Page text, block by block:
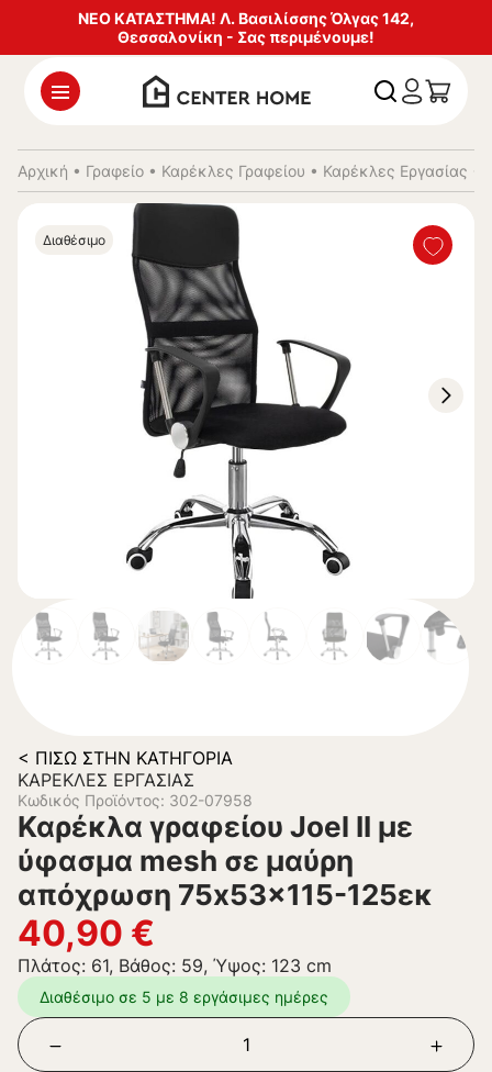
ΝΕΟ ΚΑΤΑΣΤΗΜΑ! Λ. Βασιλίσσης Όλγας 142,
Θεσσαλονίκη - Σας περιμένουμε!
Αρχική • Γραφείο • Καρέκλες Γραφείου • Καρέκλες Εργασίας
Διαθέσιμο
< ΠΊΣΩ ΣΤΗΝ ΚΑΤΗΓΟΡΊΑ
ΚΑΡΈΚΛΕΣ ΕΡΓΑΣΊΑΣ
Κωδικός Προϊόντος: 302-07958
Καρέκλα γραφείου Joel II με
ύφασμα mesh σε μαύρη
απόχρωση 75x53x115-125εκ
40,90 €
Πλάτος: 61, Βάθος: 59, Ύψος: 123 cm
Διαθέσιμο σε 5 με 8 εργάσιμες ημέρες